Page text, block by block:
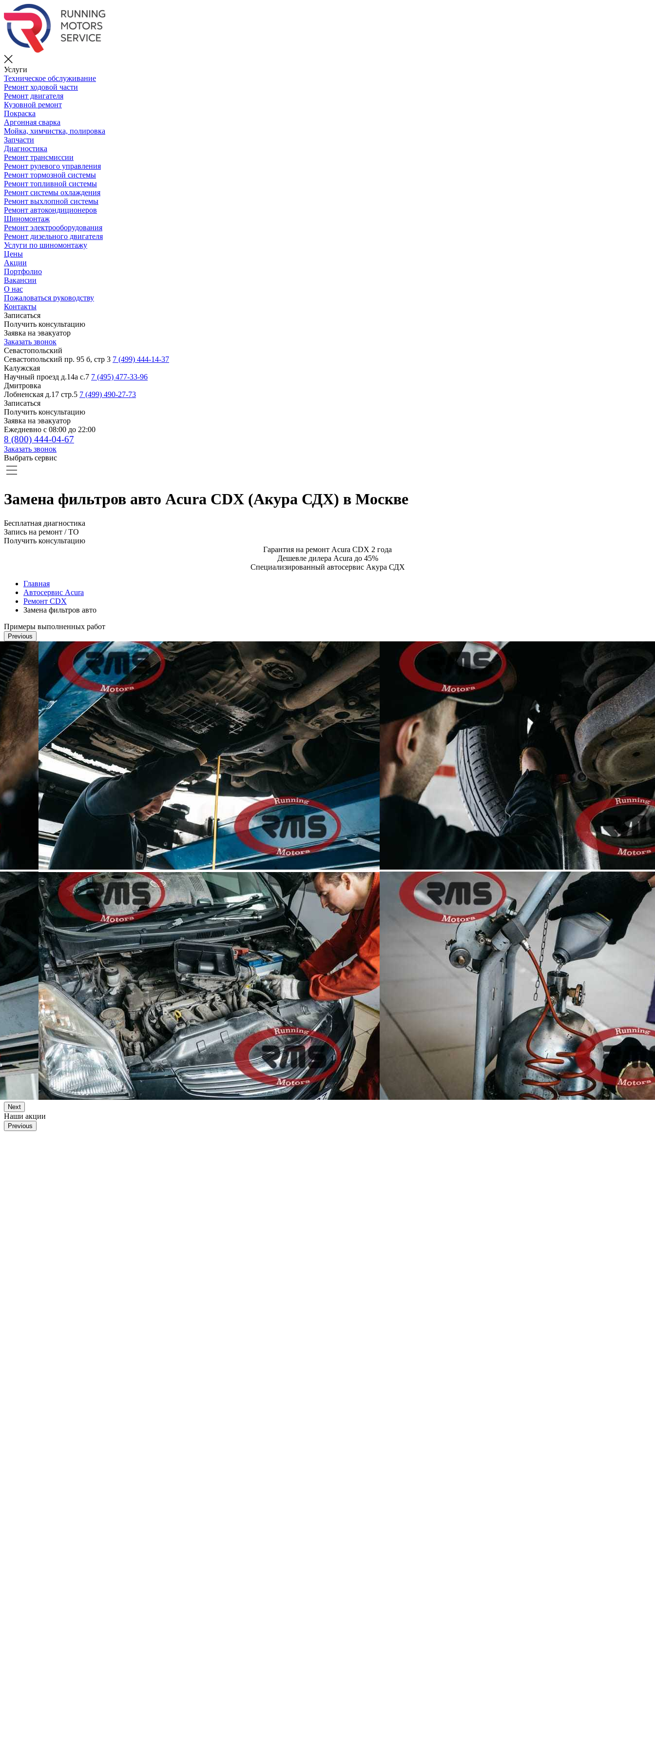
Услуги
Техническое обслуживание
Ремонт ходовой части
Ремонт двигателя
Кузовной ремонт
Покраска
Аргонная сварка
Мойка, химчистка, полировка
Запчасти
Диагностика
Ремонт трансмиссии
Ремонт рулевого управления
Ремонт тормозной системы
Ремонт топливной системы
Ремонт системы охлаждения
Ремонт выхлопной системы
Ремонт автокондиционеров
Шиномонтаж
Ремонт электрооборудования
Ремонт дизельного двигателя
Услуги по шиномонтажу
Цены
Акции
Портфолио
Вакансии
О нас
Пожаловаться руководству
Контакты
Записаться
Получить консультацию
Заявка на эвакуатор
Заказать звонок
Севастопольский
Севастопольский пр. 95 б, стр 3 7 (499) 444-14-37
Калужская
Научный проезд д.14а с.7 7 (495) 477-33-96
Дмитровка
Лобненская д.17 стр.5 7 (499) 490-27-73
Записаться
Получить консультацию
Заявка на эвакуатор
Ежедневно с 08:00 до 22:00
8 (800) 444-04-67
Заказать звонок
Выбрать сервис
Замена фильтров авто Acura CDX (Акура СДХ) в Москве
Бесплатная диагностика
Запись на ремонт / ТО
Получить консультацию
Гарантия на ремонт Acura CDX 2 года
Дешевле дилера Acura до 45%
Специализированный автосервис Акура СДХ
Главная
Автосервис Acura
Ремонт CDX
Замена фильтров авто
Примеры выполненных работ
Previous
Next
Наши акции
Previous